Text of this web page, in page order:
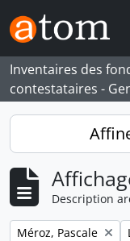
Skip to main content
Inventaires des
contestataires -
Description
Remove filter:
Méroz, Pascale